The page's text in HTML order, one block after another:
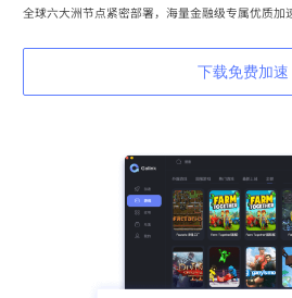
全球六大洲节点紧密部署，海量金融级专属优质加
下载免费加速